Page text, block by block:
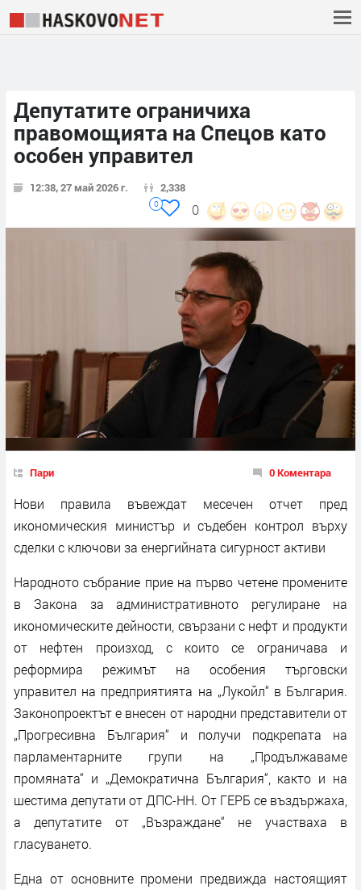
Депутатите ограничиха
правомощията на Спецов като
особен управител
12:38, 27 май 2026 г. 2,338
0
0
Пари 0 Коментара
Нови правила въвеждат месечен отчет пред
икономическия министър и съдебен контрол върху
сделки с ключови за енергийната сигурност активи
Народното събрание прие на първо четене промените
в Закона за административното регулиране на
икономическите дейности, свързани с нефт и продукти
от нефтен произход, с които се ограничава и
реформира режимът на особения търговски
управител на предприятията на „Лукойл“ в България.
Законопроектът е внесен от народни представители от
„Прогресивна България“ и получи подкрепата на
парламентарните групи на „Продължаваме
промяната“ и „Демократична България“, както и на
шестима депутати от ДПС-НН. От ГЕРБ се въздържаха,
а депутатите от „Възраждане“ не участваха в
гласуването.
Една от основните промени предвижда настоящият